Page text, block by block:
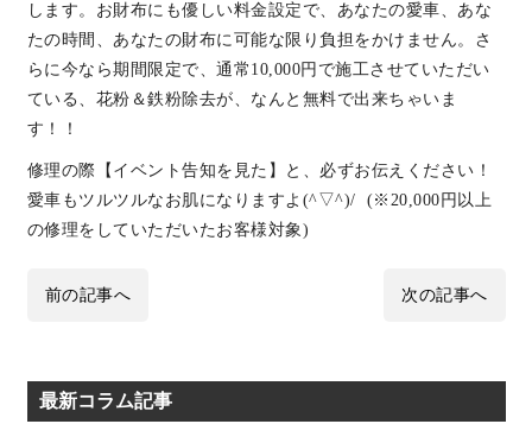
します。お財布にも優しい料金設定で、あなたの愛車、あな
たの時間、あなたの財布に可能な限り負担をかけません。さ
らに今なら期間限定で、通常10,000円で施工させていただい
ている、花粉＆鉄粉除去が、なんと無料で出来ちゃいま
す！！
修理の際【イベント告知を見た】と、必ずお伝えください！
愛車もツルツルなお肌になりますよ(^▽^)/ (※20,000円以上
の修理をしていただいたお客様対象)
前の記事へ 次の記事へ
最新コラム記事